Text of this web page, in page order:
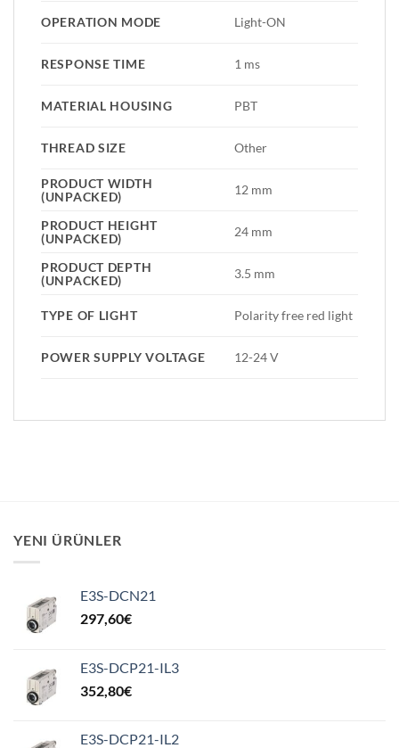
OPERATION MODE Light-ON
RESPONSE TIME 1 ms
MATERIAL HOUSING PBT
THREAD SIZE Other
PRODUCT WIDTH
(UNPACKED)
12 mm
PRODUCT HEIGHT
(UNPACKED)
24 mm
PRODUCT DEPTH
(UNPACKED)
3.5 mm
TYPE OF LIGHT Polarity free red light
POWER SUPPLY VOLTAGE 12-24 V
YENI ÜRÜNLER
E3S-DCN21
297,60€
E3S-DCP21-IL3
352,80€
E3S-DCP21-IL2